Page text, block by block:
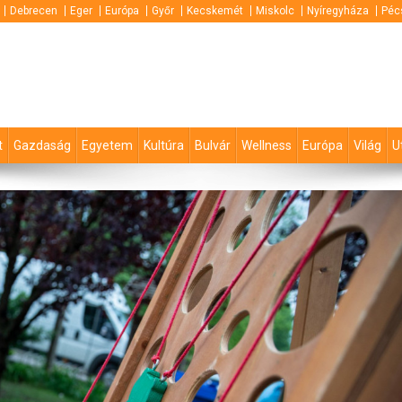
Debrecen Eger Európa Győr Kecskemét Miskolc Nyíregyháza
Gazdaság Egyetem Kultúra Bulvár Wellness Európa Világ